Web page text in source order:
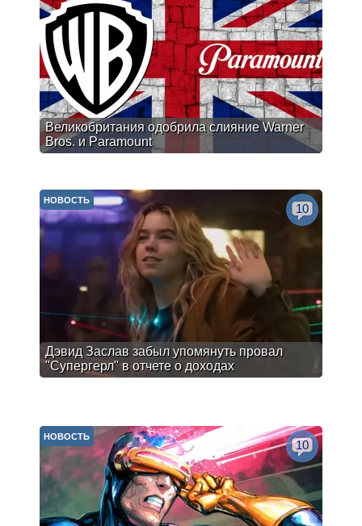
Великобритания одобрила слияние Warner
Bros. и Paramount
Дэвид Заслав забыл упомянуть провал
"Супергерл" в отчете о доходах
НОВОСТЬ
10
НОВОСТЬ
10